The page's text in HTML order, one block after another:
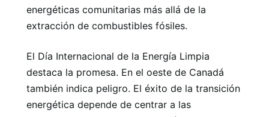
energéticas comunitarias más allá de la
extracción de combustibles fósiles.
El Día Internacional de la Energía Limpia
destaca la promesa. En el oeste de Canadá
también indica peligro. El éxito de la transición
energética depende de centrar a las